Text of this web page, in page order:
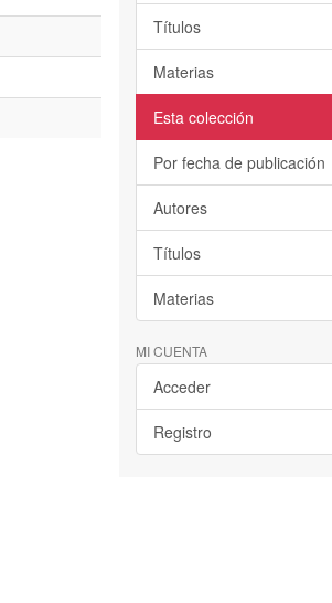
Títulos
Materias
Esta colección
Por fecha de publicación
Autores
Títulos
Materias
MI CUENTA
Acceder
Registro